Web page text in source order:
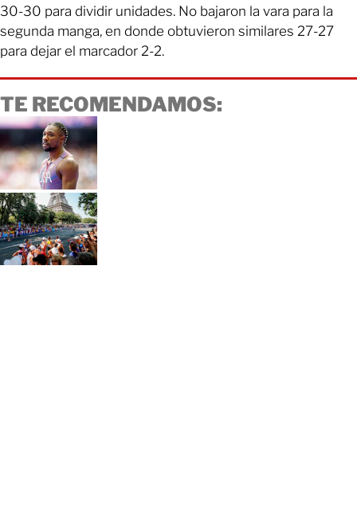
30-30 para dividir unidades. No bajaron la vara para la
segunda manga, en donde obtuvieron similares 27-27
para dejar el marcador 2-2.
TE RECOMENDAMOS: